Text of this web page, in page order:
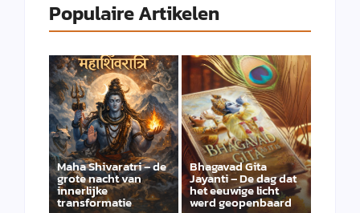
Populaire Artikelen
Maha Shivaratri – de
grote nacht van
innerlijke
transformatie
Bhagavad Gita
Jayanti – De dag dat
het eeuwige licht
werd geopenbaard